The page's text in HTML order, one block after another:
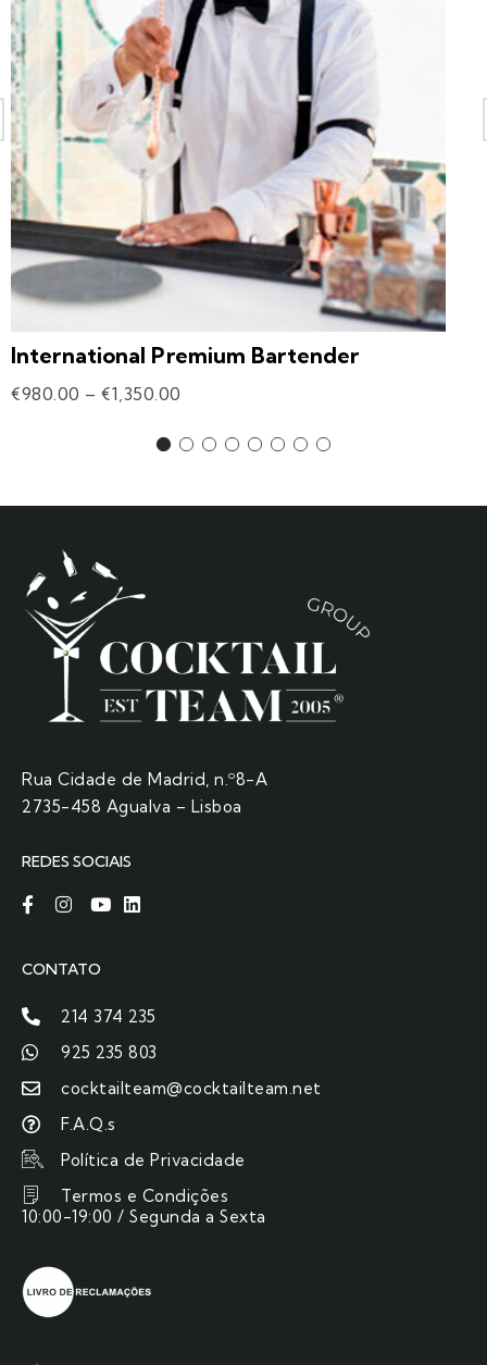
International Premium Bartender
€980.00 – €1,350.00
Rua Cidade de Madrid, n.º8-A
2735-458 Agualva – Lisboa
REDES SOCIAIS
CONTATO
214 374 235
925 235 803
cocktailteam@cocktailteam.net
F.A.Q.s
Política de Privacidade
Termos e Condições
10:00-19:00 / Segunda a Sexta